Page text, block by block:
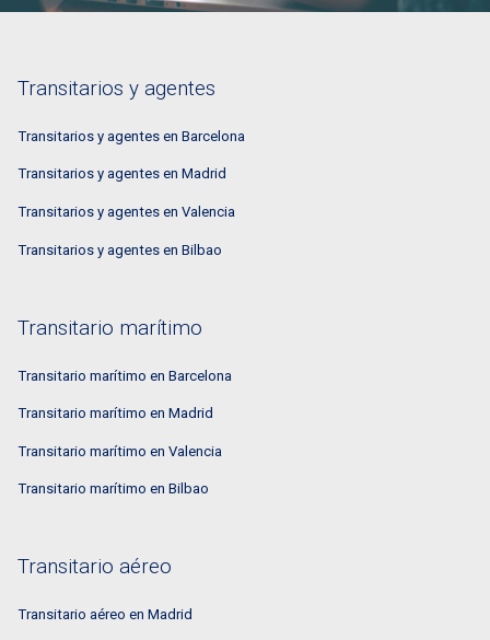
Transitarios y agentes
Transitarios y agentes en Barcelona
Transitarios y agentes en Madrid
Transitarios y agentes en Valencia
Transitarios y agentes en Bilbao
Transitario marítimo
Transitario marítimo en Barcelona
Transitario marítimo en Madrid
Transitario marítimo en Valencia
Transitario marítimo en Bilbao
Transitario aéreo
Transitario aéreo en Madrid